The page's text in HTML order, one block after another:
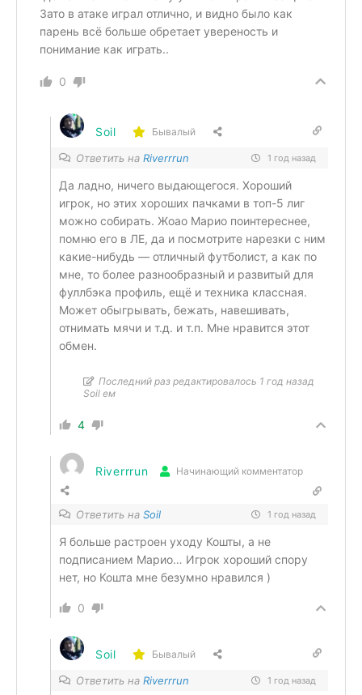
Зато в атаке играл отлично, и видно было как
парень всё больше обретает увереность и
понимание как играть..
0
Soil Бывалый
Ответить на Riverrrun 1 год назад
Да ладно, ничего выдающегося. Хороший
игрок, но этих хороших пачками в топ-5 лиг
можно собирать. Жоао Марио поинтереснее,
помню его в ЛЕ, да и посмотрите нарезки с ним
какие-нибудь — отличный футболист, а как по
мне, то более разнообразный и развитый для
фуллбэка профиль, ещё и техника классная.
Может обыгрывать, бежать, навешивать,
отнимать мячи и т.д. и т.п. Мне нравится этот
обмен.
Последний раз редактировалось 1 год назад
Soil ем
4
Riverrrun Начинающий комментатор
Ответить на Soil 1 год назад
Я больше растроен уходу Кошты, а не
подписанием Марио… Игрок хороший спору
нет, но Кошта мне безумно нравился )
0
Soil Бывалый
Ответить на Riverrrun 1 год назад